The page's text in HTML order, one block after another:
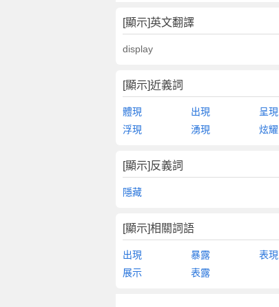
[顯示]英文翻譯
display
[顯示]近義詞
體現 出現 呈現
浮現
湧現 炫耀
[顯示]反義詞
隱藏
[顯示]相關詞語
出現 暴露 表現
展示
表露